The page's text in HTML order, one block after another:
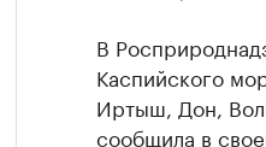
В
Каспийского
Иртыш, Дон,
сообщила в